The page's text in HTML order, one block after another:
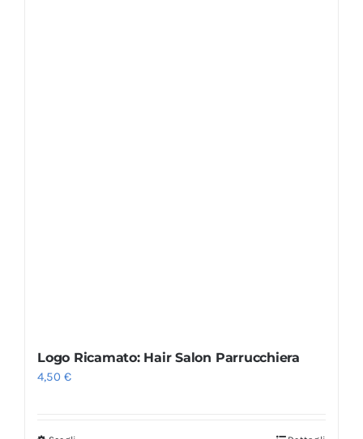
Logo Ricamato: Hair Salon Parrucchiera
4,50€